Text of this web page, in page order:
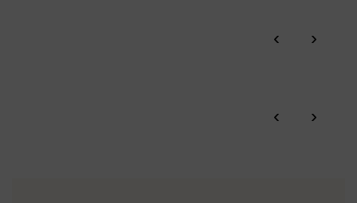
afvalstoffen te produceren en hergebruik ervan in de hand
‹ ›
‹ ›